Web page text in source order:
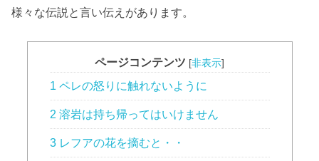
様々な伝説と言い伝えがあります。
ページコンテンツ [非表示]
1 ペレの怒りに触れないように
2 溶岩は持ち帰ってはいけません
3 レフアの花を摘むと・・